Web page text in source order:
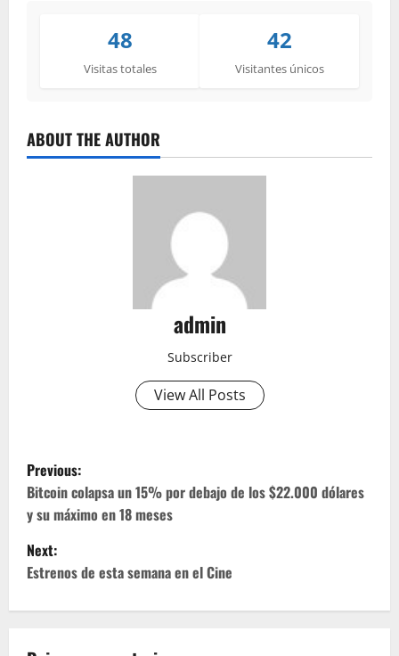
48
Visitas totales
42
Visitantes únicos
ABOUT THE AUTHOR
admin
Subscriber
View All Posts
P
o
s
t
n
Previous:
Bitcoin colapsa un 15% por debajo de los $22.000 dólares
y su máximo en 18 meses
Next:
Estrenos de esta semana en el Cine